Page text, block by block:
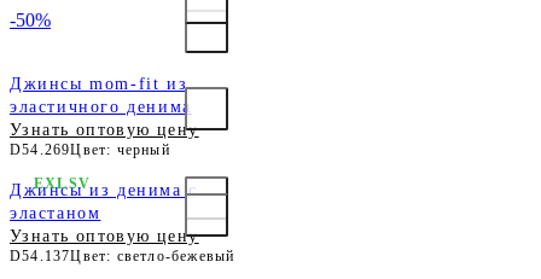
Джинсы mom-fit из
эластичного денима
Узнать оптовую цену
D54.269Цвет: черный
-50%
Джинсы из денима с
эластаном
Узнать оптовую цену
D54.137Цвет: светло-бежевый
EXLSV